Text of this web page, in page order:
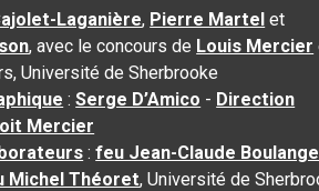
Laganière, Pierre Martel et
, avec le concours de Louis Mercier
Université de Sherbrooke
:Serge D’Amico - Direction
Mercier
:feu Jean-Claude
Michel Théoret, Université de